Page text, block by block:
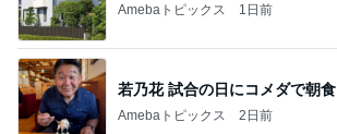
Amebaトピックス 1日前
若乃花 試合の日にコメダで朝食
Amebaトピックス 2日前